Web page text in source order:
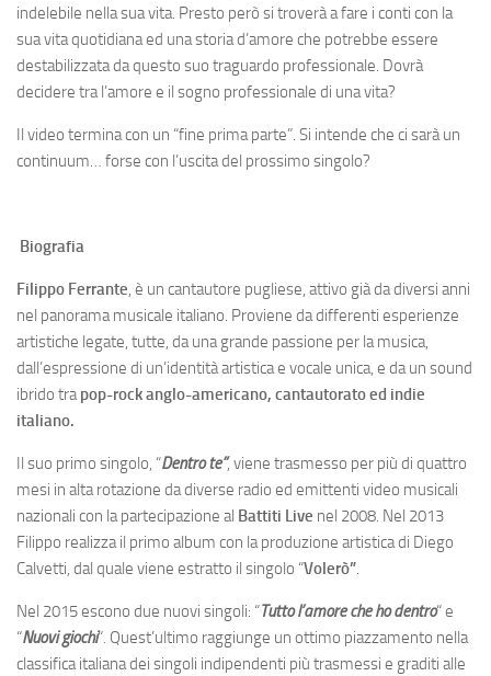
indelebile nella sua vita. Presto però si troverà a fare i conti con la
sua vita quotidiana ed una storia d’amore che potrebbe essere
destabilizzata da questo suo traguardo professionale. Dovrà
decidere tra l’amore e il sogno professionale di una vita?
Il video termina con un “fine prima parte”. Si intende che ci sarà un
continuum… forse con l’uscita del prossimo singolo?
Biografia
Filippo Ferrante, è un cantautore pugliese, attivo già da diversi anni
nel panorama musicale italiano. Proviene da differenti esperienze
artistiche legate, tutte, da una grande passione per la musica,
dall’espressione di un’identità artistica e vocale unica, e da un sound
ibrido trapop-rock anglo-americano, cantautorato ed indie
italiano.
Il suo primo singolo, “Dentro te”, viene trasmesso per più di quattro
mesi in alta rotazione da diverse radio ed emittenti video musicali
nazionali con la partecipazione al Battiti Live nel 2008. Nel 2013
Filippo realizza il primo album con la produzione artistica di Diego
Calvetti, dal quale viene estratto il singolo “Volerò”.
Nel 2015 escono due nuovi singoli: “Tutto l’amore che ho dentro“ e
“Nuovi giochi“. Quest’ultimo raggiunge un ottimo piazzamento nella
classifica italiana dei singoli indipendenti più trasmessi e graditi alle